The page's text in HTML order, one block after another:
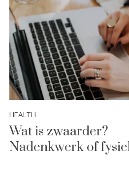
HEALTH
Wat is zwaarder?
Nadenkwerk of